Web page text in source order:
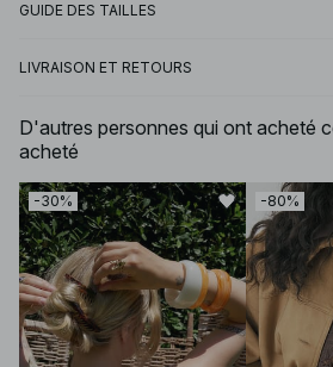
GUIDE DES TAILLES
LIVRAISON ET RETOURS
D'autres personnes qui ont acheté
acheté
-30% -80%